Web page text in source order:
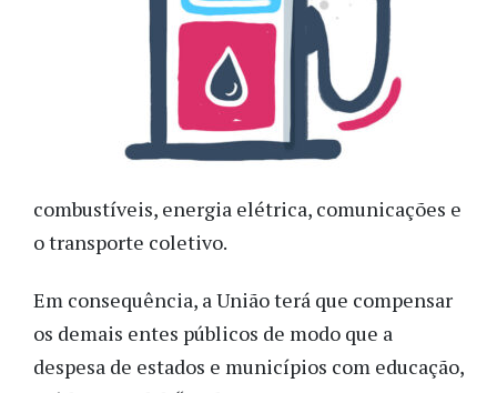
combustíveis, energia elétrica, comunicações e
o transporte coletivo.
Em consequência, a União terá que compensar
os demais entes públicos de modo que a
despesa de estados e municípios com educação,